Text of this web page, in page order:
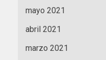
mayo 2021
abril 2021
marzo 2021